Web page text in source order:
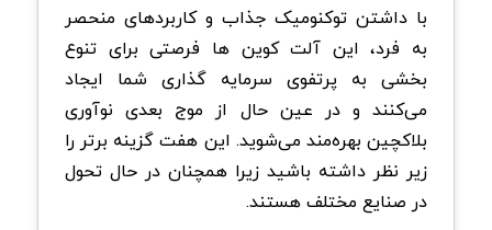
با داشتن توکنومیک جذاب و کاربردهای منحصر
به‌ فرد، این آلت کوین ها فرصتی برای تنوع
بخشی به پرتفوی سرمایه گذاری شما ایجاد
می‌کنند و در عین حال از موج بعدی نوآوری
بلاکچین بهره‌مند می‌شوید. این هفت گزینه برتر را
زیر نظر داشته باشید زیرا همچنان در حال تحول
در صنایع مختلف هستند.